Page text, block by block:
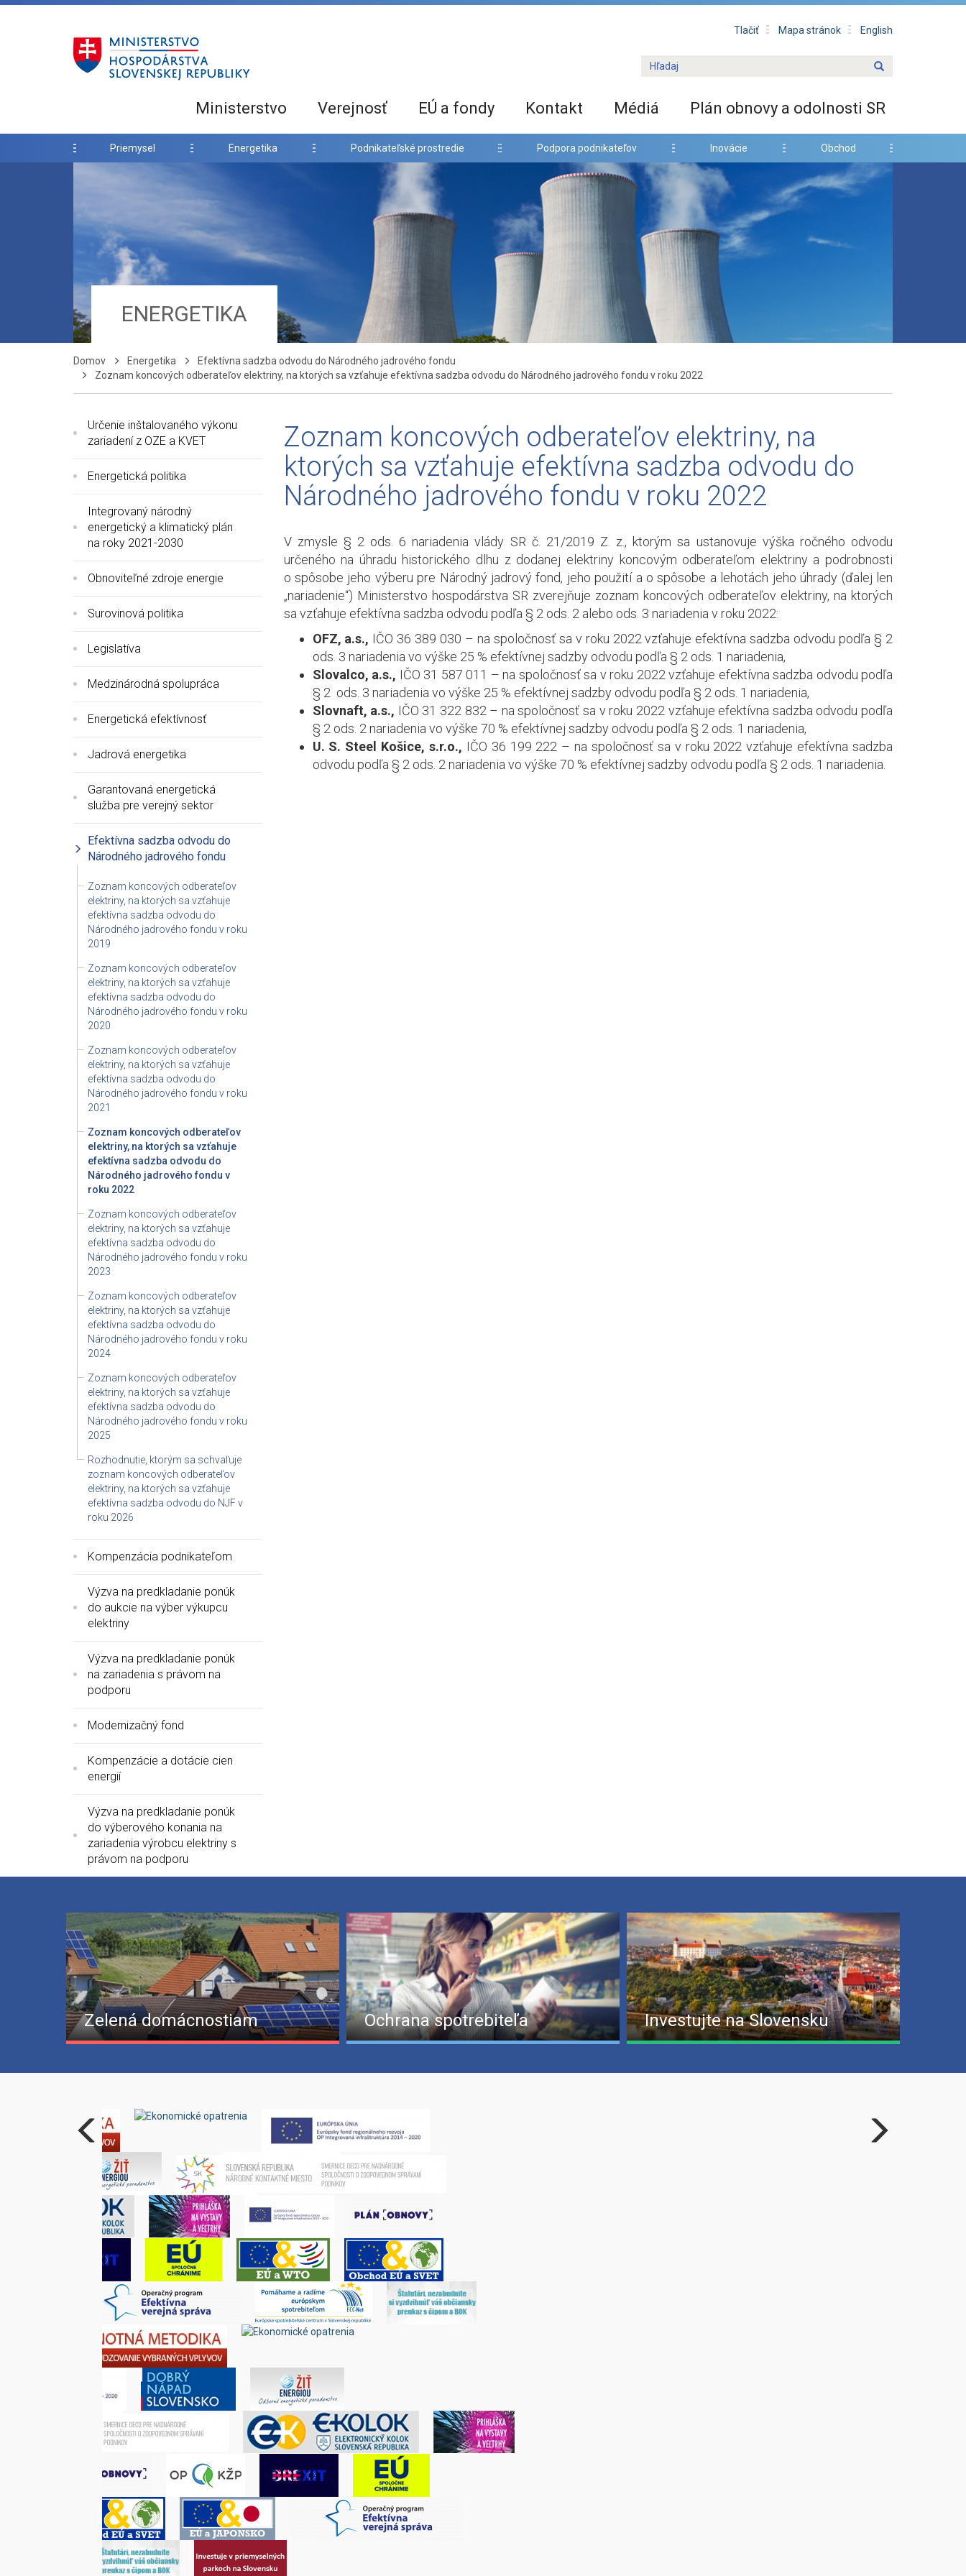
Tlačiť Mapa stránok English
Ministerstvo Verejnosť EÚ a fondy Kontakt Médiá Plán obnovy a odolnosti SR
Priemysel Energetika Podnikateľské prostredie Podpora podnikateľov Inovácie Obchod
ENERGETIKA
Domov Energetika
Efektívna sadzba odvodu do Národného jadrového fondu
Zoznam koncových odberateľov elektriny, na ktorých sa vzťahuje efektívna sadzba odvodu do Národného jadrového fondu v roku 2022
Určenie inštalovaného výkonu
zariadení z OZE a KVET
Energetická politika
Integrovaný národný
energetický a klimatický plán
na roky 2021-2030
Obnoviteľné zdroje energie
Surovinová politika
Legislatíva
Medzinárodná spolupráca
Energetická efektívnosť
Jadrová energetika
Garantovaná energetická
služba pre verejný sektor
Efektívna sadzba odvodu do
Národného jadrového fondu
Zoznam koncových odberateľov
elektriny, na ktorých sa vzťahuje
efektívna sadzba odvodu do
Národného jadrového fondu v roku
2019
Zoznam koncových odberateľov
elektriny, na ktorých sa vzťahuje
efektívna sadzba odvodu do
Národného jadrového fondu v roku
2020
Zoznam koncových odberateľov
elektriny, na ktorých sa vzťahuje
efektívna sadzba odvodu do
Národného jadrového fondu v roku
2021
Zoznam koncových odberateľov
elektriny, na ktorých sa vzťahuje
efektívna sadzba odvodu do
Národného jadrového fondu v
roku 2022
Zoznam koncových odberateľov
elektriny, na ktorých sa vzťahuje
efektívna sadzba odvodu do
Národného jadrového fondu v roku
2023
Zoznam koncových odberateľov
elektriny, na ktorých sa vzťahuje
efektívna sadzba odvodu do
Národného jadrového fondu v roku
2024
Zoznam koncových odberateľov
elektriny, na ktorých sa vzťahuje
efektívna sadzba odvodu do
Národného jadrového fondu v roku
2025
Rozhodnutie, ktorým sa schvaľuje
zoznam koncových odberateľov
elektriny, na ktorých sa vzťahuje
efektívna sadzba odvodu do NJF v
roku 2026
Kompenzácia podnikateľom
Výzva na predkladanie ponúk
do aukcie na výber výkupcu
elektriny
Výzva na predkladanie ponúk
na zariadenia s právom na
podporu
Modernizačný fond
Kompenzácie a dotácie cien
energií
Výzva na predkladanie ponúk
do výberového konania na
zariadenia výrobcu elektriny s
právom na podporu
Zoznam koncových odberateľov elektriny, na
ktorých sa vzťahuje efektívna sadzba odvodu do
Národného jadrového fondu v roku 2022
V zmysle § 2 ods. 6 nariadenia vlády SR č. 21/2019 Z. z., ktorým sa ustanovuje výška ročného odvodu
určeného na úhradu historického dlhu z dodanej elektriny koncovým odberateľom elektriny a podrobnosti
o spôsobe jeho výberu pre Národný jadrový fond, jeho použití a o spôsobe a lehotách jeho úhrady (ďalej len
„nariadenie“) Ministerstvo hospodárstva SR zverejňuje zoznam koncových odberateľov elektriny, na ktorých
sa vzťahuje efektívna sadzba odvodu podľa § 2 ods. 2 alebo ods. 3 nariadenia v roku 2022:
OFZ, a.s., IČO 36 389 030 – na spoločnosť sa v roku 2022 vzťahuje efektívna sadzba odvodu podľa § 2
ods. 3 nariadenia vo výške 25 % efektívnej sadzby odvodu podľa § 2 ods. 1 nariadenia,
Slovalco, a.s., IČO 31 587 011 – na spoločnosť sa v roku 2022 vzťahuje efektívna sadzba odvodu podľa
§ 2 ods. 3 nariadenia vo výške 25 % efektívnej sadzby odvodu podľa § 2 ods. 1 nariadenia,
Slovnaft, a.s., IČO 31 322 832 – na spoločnosť sa v roku 2022 vzťahuje efektívna sadzba odvodu podľa
§ 2 ods. 2 nariadenia vo výške 70 % efektívnej sadzby odvodu podľa § 2 ods. 1 nariadenia,
U. S. Steel Košice, s.r.o., IČO 36 199 222 – na spoločnosť sa v roku 2022 vzťahuje efektívna sadzba
odvodu podľa § 2 ods. 2 nariadenia vo výške 70 % efektívnej sadzby odvodu podľa § 2 ods. 1 nariadenia.
Zelená domácnostiam Ochrana spotrebiteľa Investujte na Slovensku